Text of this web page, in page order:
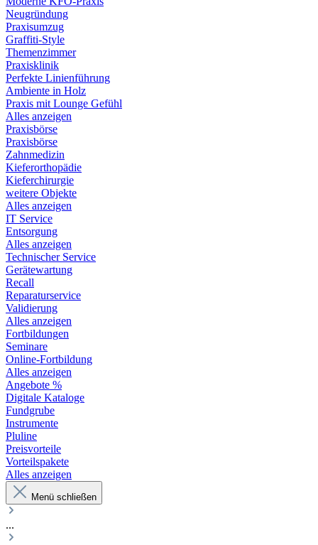
Neugründung
Praxisumzug
Graffiti-Style
Themenzimmer
Praxisklinik
Perfekte Linienführung
Ambiente in Holz
Praxis mit Lounge Gefühl
Alles anzeigen
Praxisbörse
Praxisbörse
Zahnmedizin
Kieferorthopädie
Kieferchirurgie
weitere Objekte
Alles anzeigen
IT Service
Entsorgung
Alles anzeigen
Technischer Service
Gerätewartung
Recall
Reparaturservice
Validierung
Alles anzeigen
Fortbildungen
Seminare
Online-Fortbildung
Alles anzeigen
Angebote %
Digitale Kataloge
Fundgrube
Instrumente
Pluline
Preisvorteile
Vorteilspakete
Alles anzeigen
Menü schließen
...